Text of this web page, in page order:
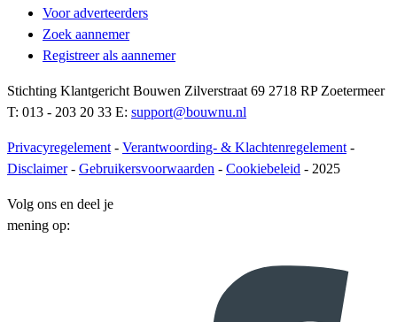
Voor adverteerders
Zoek aannemer
Registreer als aannemer
Stichting Klantgericht Bouwen Zilverstraat 69 2718 RP Zoetermeer
T: 013 - 203 20 33 E: support@bouwnu.nl
Privacyregelement - Verantwoording- & Klachtenregelement -
Disclaimer- Gebruikersvoorwaarden - Cookiebeleid - 2025
Volg ons en deel je
mening op: